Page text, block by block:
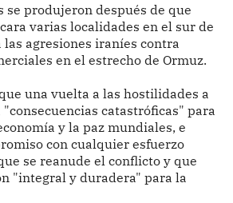
se produjeron después de que
varias localidades en el sur de
agresiones iraníes contra
en el estrecho de Ormuz.
una vuelta a las hostilidades a
catastróficas" para
y la paz mundiales, e
con cualquier esfuerzo
se reanude el conflicto y que
"integral y duradera" para la